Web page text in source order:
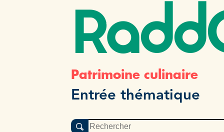
Patrimoine culinaire
Entrée thématique